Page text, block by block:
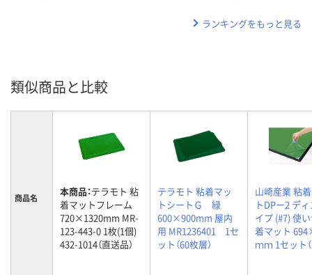
ランキングをもっと見る
類似商品と比較
商品名 本商品：テラモト 粘
着マットフレーム
720×1320mm MR-
123-443-0 1枚(1個)
432-1014（直送品）
テラモト 粘着マッ
トシートＧ 緑
600×900mm 屋内
用 MR1236401 1セ
ット（60枚層）
山崎産業 粘
トDPー2 デ
イプ (#7) 使
着マット
ｍｍ 1セット